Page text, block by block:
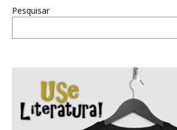
Pesquisar